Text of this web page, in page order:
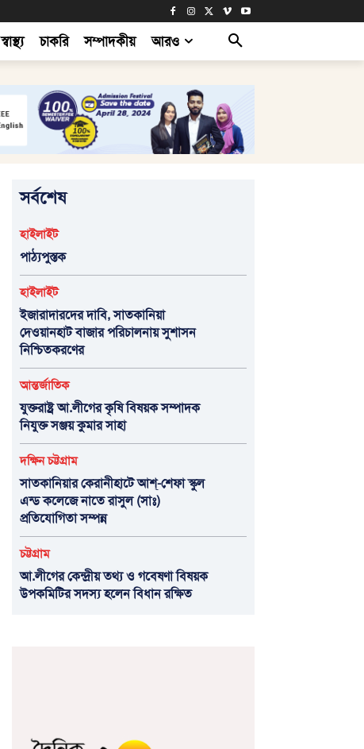
স্বাস্থ্য চাকরি সম্পাদকীয় আরও
সর্বশেষ
হাইলাইট
পাঠ্যপুস্তক
হাইলাইট
ইজারাদারদের দাবি, সাতকানিয়া
দেওয়ানহাট বাজার পরিচালনায় সুশাসন
নিশ্চিতকরণের
আন্তর্জাতিক
যুক্তরাষ্ট্র আ.লীগের কৃষি বিষয়ক সম্পাদক
নিযুক্ত সঞ্জয় কুমার সাহা
দক্ষিন চট্টগ্রাম
সাতকানিয়ার কেরানীহাটে আশ্-শেফা স্কুল
এন্ড কলেজে নাতে রাসুল (সাঃ)
প্রতিযোগিতা সম্পন্ন
চট্টগ্রাম
আ.লীগের কেন্দ্রীয় তথ্য ও গবেষণা বিষয়ক
উপকমিটির সদস্য হলেন বিধান রক্ষিত